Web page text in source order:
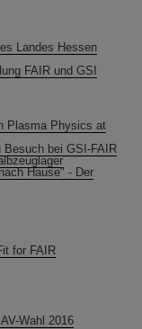
Landes Hessen
FAIR und GSI
Plasma Physics at
bei GSI-FAIR
Hause" - Der
for FAIR
Wahl 2016